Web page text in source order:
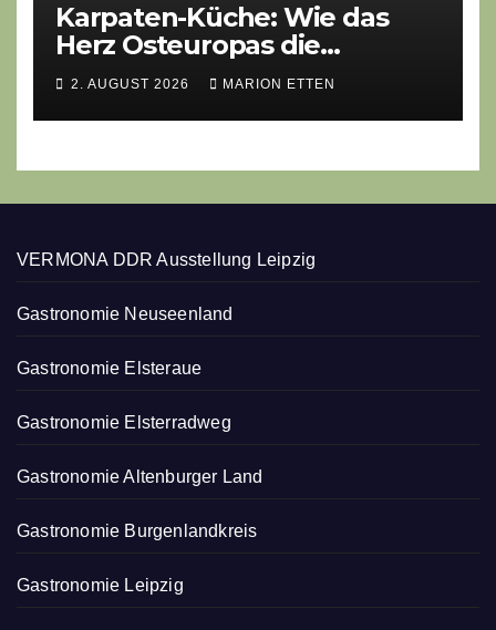
Karpaten-Küche: Wie das
Herz Osteuropas die
moderne Ethno-Gastronomie
erobert
2. AUGUST 2026 MARION ETTEN
VERMONA DDR Ausstellung Leipzig
Gastronomie Neuseenland
Gastronomie Elsteraue
Gastronomie Elsterradweg
Gastronomie Altenburger Land
Gastronomie Burgenlandkreis
Gastronomie Leipzig